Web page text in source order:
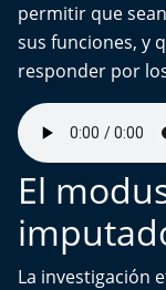
Sello de raza
Trasnoche
Reto Inmobiliario
Punto de
Yo invito
permitir que
sus funciones, y
responder por
El
La investigación